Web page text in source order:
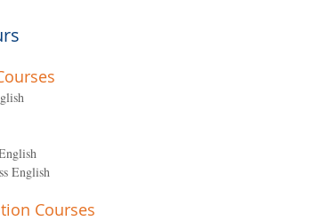
English
Courses